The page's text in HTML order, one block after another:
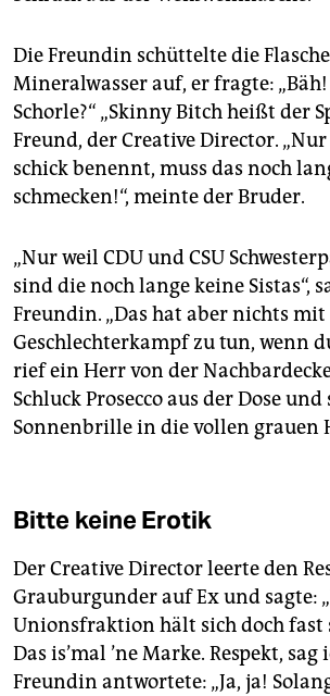
Die Freundin schüttelte die
Mineralwasser auf, er fragte: „Bäh!
Schorle?“ „Skinny Bitch heißt der
Freund, der Creative Director.
schick benennt, muss das noch
schmecken!“, meinte der Bruder.
„Nur weil CDU und CSU
sind die noch lange keine Sistas“,
Freundin. „Das hat aber nichts mit
Geschlechterkampf zu tun, wenn
rief ein Herr von der
Schluck Prosecco aus der Dose und
Sonnenbrille in die vollen grauen
Bitte keine Erotik
Der Creative Director leerte den
Grauburgunder auf Ex und sagte:
Unionsfraktion hält sich doch fast
Das is’mal ’ne Marke. Respekt, sag
Freundin antwortete: „Ja, ja!